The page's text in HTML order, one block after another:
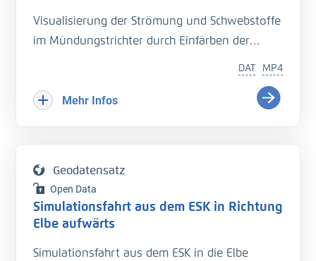
the dataset.
Measurements in German Coastal Waterways
from 1998 to 2022 [Data set], DOI:https://doi.o
rg/10.48437/42c292-ebac3d
Data Descriptor Paper:
Seemann, A., Melling, G. Measurement of ship-
generated waves in German coastal
Visualisierung der Strömung und Schwebstoffe
im Mündungstrichter durch Einfärben der
Variante V2, Mittelwasser
MP4
DAT
Mehr Infos
Geodatensatz
Open Data
Simulationsfahrt aus dem ESK in Richtung
Elbe aufwärts
Simulationsfahrt aus dem ESK in die Elbe